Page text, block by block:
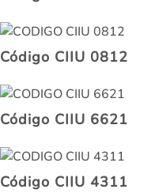
Código CIIU 0812
Código CIIU 6621
Código CIIU 4311